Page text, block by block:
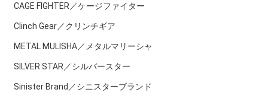
CAGE FIGHTER／ケージファイター
Clinch Gear／クリンチギア
METAL MULISHA／メタルマリーシャ
SILVER STAR／シルバースター
Sinister Brand／シニスターブランド